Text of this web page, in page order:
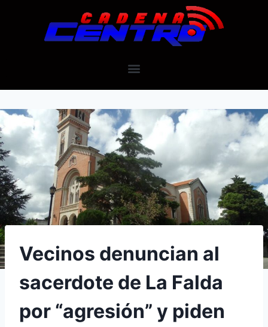
Vecinos denuncian al
sacerdote de La Falda
por “agresión” y piden